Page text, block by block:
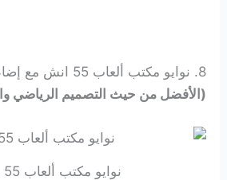
8. نوايو مكتب ألعاب 55 انش مع إضاءة RGB
(الأفضل من حيث التصميم الرياضي
نوايو مكتب ألعاب 55 انش